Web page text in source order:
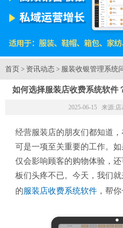
首页 > 资讯动态 > 服装收银管理系统
如何选择服装店收费系统软件
2025-06-15 来源:店
经营服装店的朋友们都知道
可是一项至关重要的工作。
仅会影响顾客的购物体验，
板们头疼不已。今天，我们
的服装店收费系统软件 ，帮